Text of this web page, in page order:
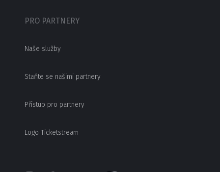
PRO PARTNERY
Naše služby
Staňte se našimi partnery
Přístup pro partnery
Logo Ticketstream